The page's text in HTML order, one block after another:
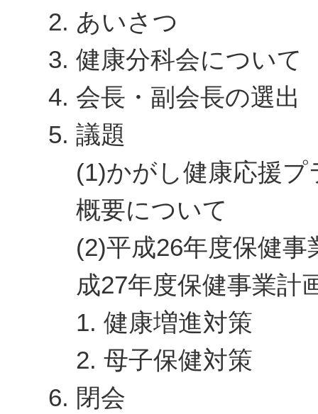
あいさつ
健康分科会について
会長・副会長の選出
議題
(1)かがし健康応援
概要について
(2)平成26年度保健
成27年度保健事業計
1. 健康増進対策
2. 母子保健対策
閉会